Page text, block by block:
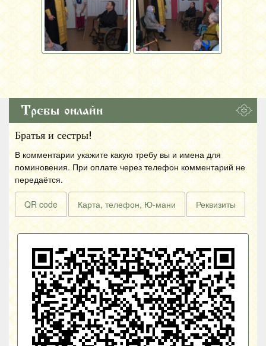
Требы онлайн
Братья и сестры!
В комментарии укажите какую требу вы и имена для
поминовения. При оплате через телефон комментарий не
передаётся.
QR code Карта, телефон, Ю-мани Реквизиты